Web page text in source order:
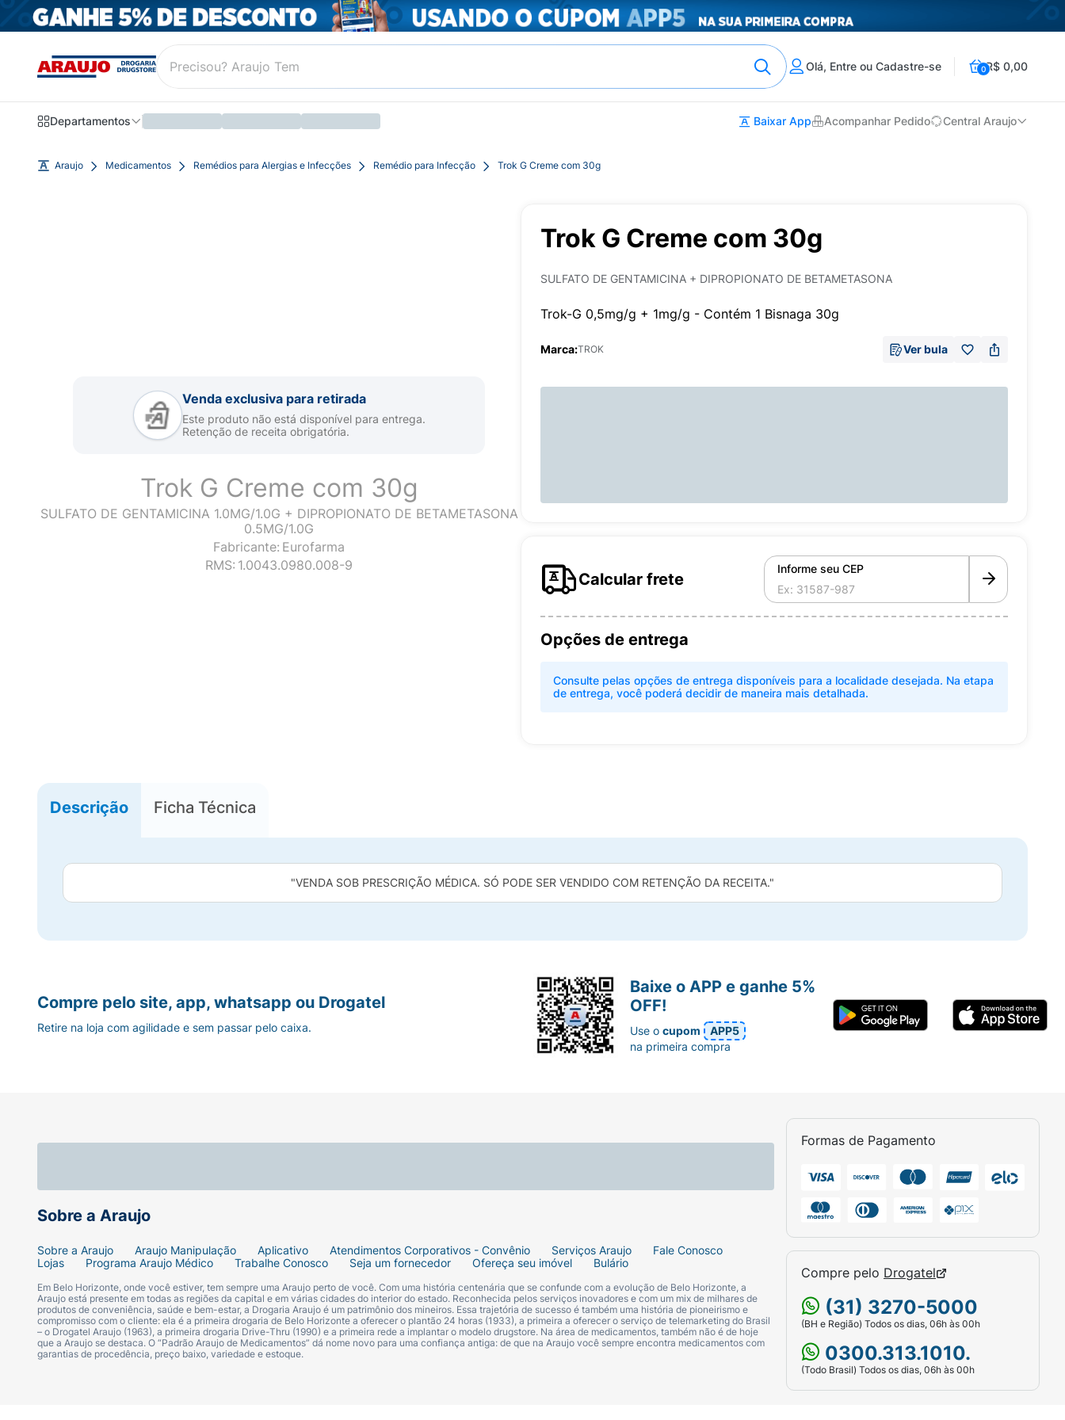
Olá, Entre ou Cadastre-se 0R$ 0,00
Departamentos Baixar App Acompanhar Pedido Central Araujo
Araujo Medicamentos Remédios para Alergias e Infecções Remédio para Infecção Trok G Creme com 30g
Venda exclusiva para retirada
Este produto não está disponível para entrega.
Retenção de receita obrigatória.
Trok G Creme com 30g
SULFATO DE GENTAMICINA 1.0MG/1.0G + DIPROPIONATO DE BETAMETASONA
0.5MG/1.0G
Fabricante: Eurofarma
RMS: 1.0043.0980.008-9
Trok G Creme com 30g
SULFATO DE GENTAMICINA + DIPROPIONATO DE BETAMETASONA
Trok-G 0,5mg/g + 1mg/g - Contém 1 Bisnaga 30g
Marca:TROK Ver bula
Calcular frete
Informe seu CEP
Opções de entrega
Consulte pelas opções de entrega disponíveis para a localidade desejada. Na etapa
de entrega, você poderá decidir de maneira mais detalhada.
Descrição Ficha Técnica
"VENDA SOB PRESCRIÇÃO MÉDICA. SÓ PODE SER VENDIDO COM RETENÇÃO DA RECEITA."
Sobre a Araujo
Sobre a Araujo Araujo Manipulação Aplicativo Atendimentos Corporativos - Convênio Serviços Araujo
Fale Conosco
Lojas
Programa Araujo Médico Trabalhe Conosco Seja um fornecedor Ofereça seu imóvel Bulário
Em Belo Horizonte, onde você estiver, tem sempre uma Araujo perto de você. Com uma história centenária que se confunde com a evolução de Belo Horizonte, a
Araujo está presente em todas as regiões da capital e em várias cidades do interior do estado. Reconhecida pelos serviços inovadores e com um mix de milhares de
produtos de conveniência, saúde e bem-estar, a Drogaria Araujo é um patrimônio dos mineiros. Essa trajetória de sucesso é também uma história de pioneirismo e
compromisso com o cliente: ela é a primeira drogaria de Belo Horizonte a oferecer o plantão 24 horas (1933), a primeira a oferecer o serviço de telemarketing do Brasil
– o Drogatel Araujo (1963), a primeira drogaria Drive-Thru (1990) e a primeira rede a implantar o modelo drugstore. Na área de medicamentos, também não é de hoje
que a Araujo se destaca. O “Padrão Araujo de Medicamentos” dá nome novo para uma confiança antiga: de que na Araujo você sempre encontra medicamentos com
garantias de procedência, preço baixo, variedade e estoque.
Formas de Pagamento
Compre pelo Drogatel
(31) 3270-5000
(BH e Região) Todos os dias, 06h às 00h
0300.313.1010.
(Todo Brasil) Todos os dias, 06h às 00h
Compre pelo site, app, whatsapp ou Drogatel
Retire na loja com agilidade e sem passar pelo caixa.
Baixe o APP e ganhe 5%
OFF!
Use ocupom
APP5
na primeira compra